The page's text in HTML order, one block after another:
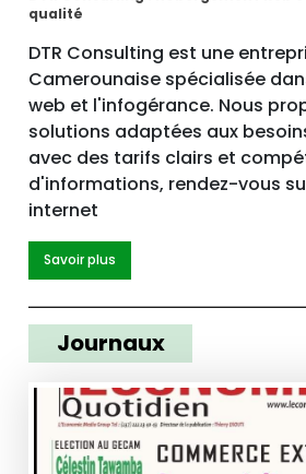
qualité
DTR Consulting est une
Camerounaise spécialisée
web et l'infogérance. Nous
solutions adaptées aux
avec des tarifs clairs et
d'informations, rendez-vous
internet
Savoir plus
Journaux